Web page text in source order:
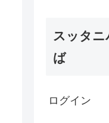
スッタ
ば
ログイン